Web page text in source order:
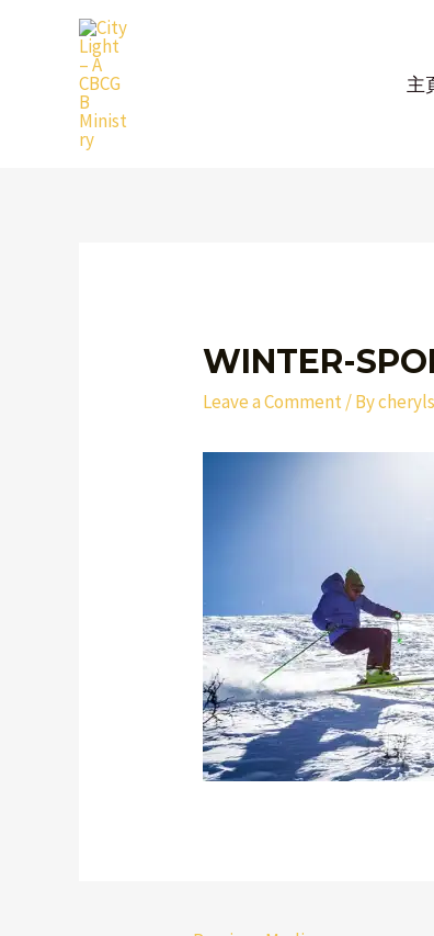
主
WINTER-
Leave a Comment/ By